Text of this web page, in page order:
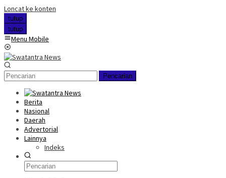
Loncat ke konten
tutup
tutup
Menu Mobile
Pencarian
Berita
Nasional
Daerah
Advertorial
Lainnya
Indeks